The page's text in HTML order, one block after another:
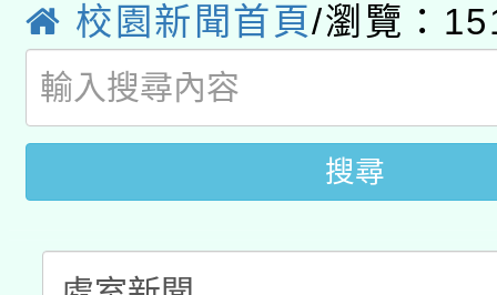
用水績優單位及節水達
動」
桃園市孔廟祈福系列
開 智慧啟航」
2026年桃園地景藝術
校園新聞首頁/瀏覽：
搜尋